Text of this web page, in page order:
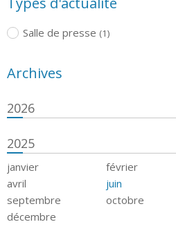
Salle de presse (1)
Archives
2026
2025
janvier février
avril
juin
septembre
octobre
décembre